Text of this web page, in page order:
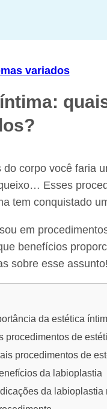
variados
do corpo você faria
Esses
tem conquistado
em
benefícios
sobre esse assunto!
da estética
procedimentos de
procedimentos de
da labioplastia
da labioplastia